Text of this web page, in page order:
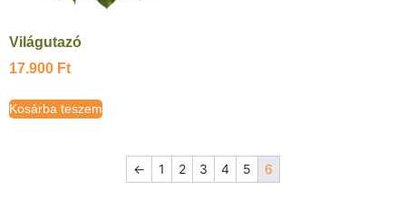
Világutazó
17.900 Ft
Kosárba teszem
← 1 2 3 4 5 6